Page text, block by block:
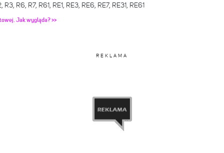
R6, R7, R61, RE1, RE3, RE6, RE7, RE31, RE61
Jak wygląda? >>
REKLAMA